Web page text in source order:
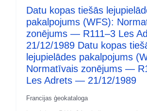
418f-acfb-
Tips:
Avoti:
http://
codelist/
Datu kopas tiešās
pakalpojums (WFS):
zonējums — R111–3 Les
21/12/1989 Datu kopas
lejupielādes pakalpojums
Normatīvais zonējums —
Les Adrets — 21/12/1989
Francijas ģeokataloga